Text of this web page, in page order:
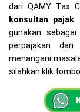
dari QAMY Tax
konsultan pajak
gunakan
perpajakan
menangani
silahkan klik